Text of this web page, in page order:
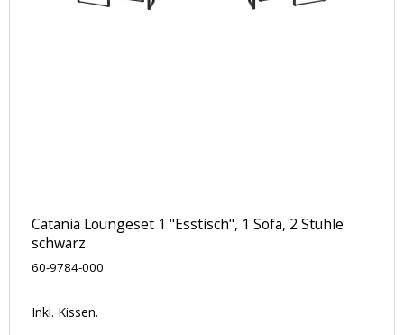
Catania Loungeset 1 "Esstisch", 1 Sofa, 2 Stühle
schwarz.
60-9784-000
Inkl. Kissen.